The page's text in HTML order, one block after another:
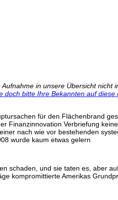
in unsere Übersicht nicht
doch bitte Ihre Bekannten auf
für den Flächenbrand
Finanzinnovation Verbriefung
nach wie vor bestehenden
wurde kaum etwas gelern
schaden, und sie taten es, aber
kompromittierte Amerikas